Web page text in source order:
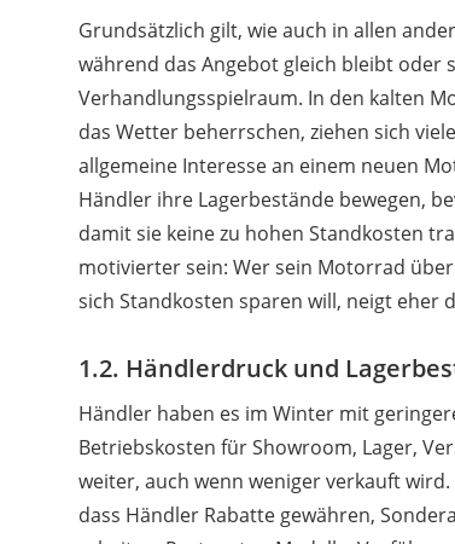
Grundsätzlich gilt, wie auch in allen
während das Angebot gleich bleibt oder
Verhandlungsspielraum. In den kalten
das Wetter beherrschen, ziehen sich
allgemeine Interesse an einem neuen
Händler ihre Lagerbestände bewegen,
damit sie keine zu hohen Standkosten
motivierter sein: Wer sein Motorrad
sich Standkosten sparen will, neigt eher
1.2. Händlerdruck und
Händler haben es im Winter mit
Betriebskosten für Showroom, Lager,
weiter, auch wenn weniger verkauft
dass Händler Rabatte gewähren,